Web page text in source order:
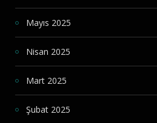
Mayıs 2025
Nisan 2025
Mart 2025
Şubat 2025